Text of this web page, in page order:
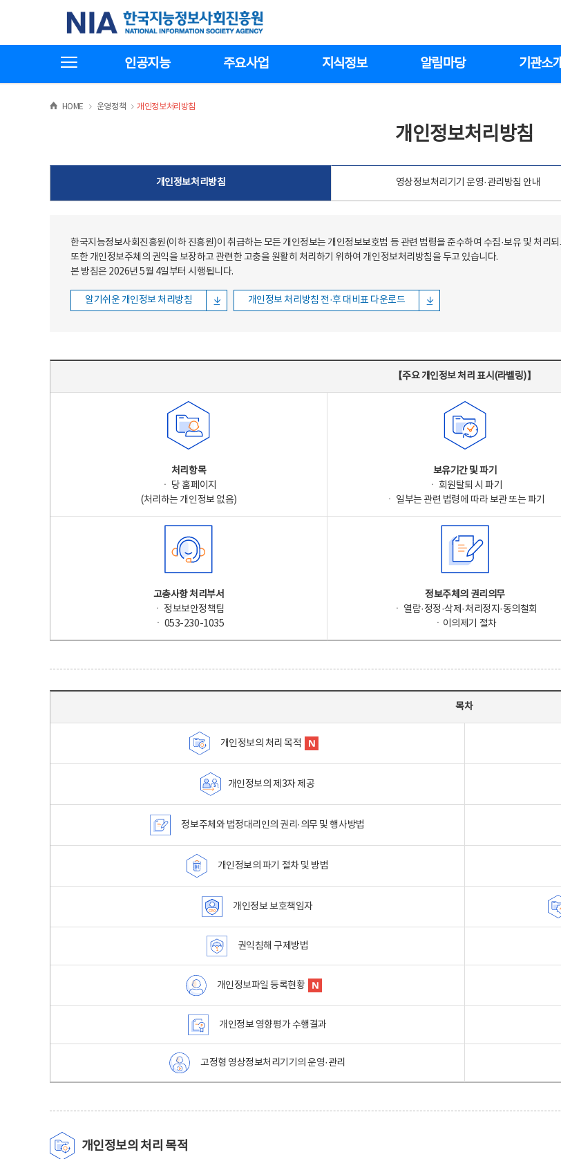
한국지능정보사회진흥원
인공지능 주요사업 지식정보 알림마당 기관소
HOME >운영정책 >
개인정보처리방침
개인정보처리방침
개인정보처리방침 영상정보처리기기 운영·관리방침 안내
한국지능정보사회진흥원(이하 진흥원)이 취급하는 모든 개인정보는 개인정보보호법 등 관련 법령을 준수하여 수집·보유 및 처리
또한 개인정보주체의 권익을 보장하고 관련한 고충을 원활히 처리하기 위하여 개인정보처리방침을 두고 있습니다.
본 방침은 2026년 5월 4일부터 시행됩니다.
알기쉬운 개인정보 처리방침 개인정보 처리방침 전·후 대비표 다운로드
【주요 개인정보 처리 표시(라벨링)】
처리항목
ㆍ 당 홈페이지
(처리하는 개인정보 없음)
보유기간 및 파기
ㆍ 회원탈퇴 시 파기
ㆍ 일부는 관련 법령에 따라 보관 또는 파기
고충사항 처리부서
ㆍ 정보보안정책팀
ㆍ 053-230-1035
정보주체의 권리의무
ㆍ 열람·정정·삭제·처리정지·동의철회
ㆍ이의제기 절차
목차
개인정보의 처리 목적
개인정보의 제3자 제공
정보주체와 법정대리인의 권리·의무 및 행사방법
개인정보의 파기 절차 및 방법
개인정보 보호책임자
권익침해 구제방법
개인정보파일 등록현황
개인정보 영향평가 수행결과
고정형 영상정보처리기기의 운영·관리
개인정보의 처리 목적